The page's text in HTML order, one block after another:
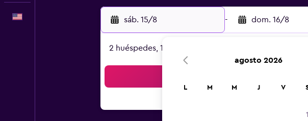
sáb. 15/8 - dom. 16/8
2 huéspedes, 1 habitación
agosto 2026
L M M J V
1